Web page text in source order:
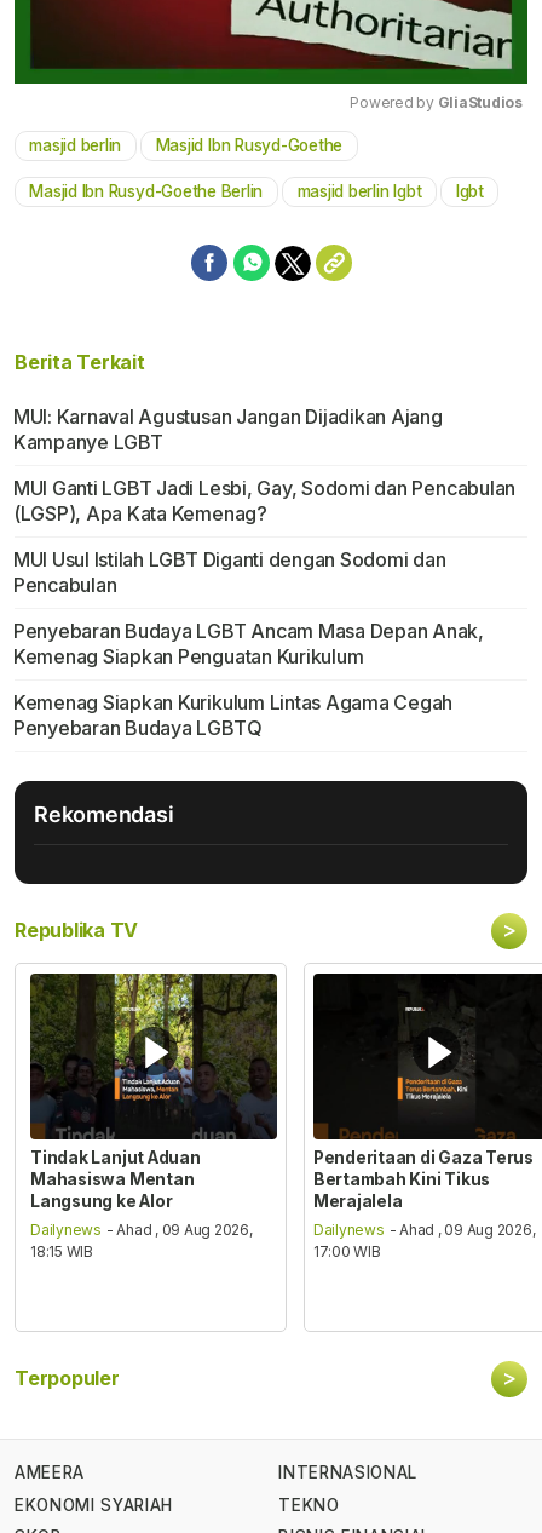
Powered by GliaStudios
masjid berlin Masjid Ibn Rusyd-Goethe
Masjid Ibn Rusyd-Goethe Berlin masjid berlin lgbt lgbt
Berita Terkait
MUI: Karnaval Agustusan Jangan Dijadikan Ajang
Kampanye LGBT
MUI Ganti LGBT Jadi Lesbi, Gay, Sodomi dan Pencabulan
(LGSP), Apa Kata Kemenag?
MUI Usul Istilah LGBT Diganti dengan Sodomi dan
Pencabulan
Penyebaran Budaya LGBT Ancam Masa Depan Anak,
Kemenag Siapkan Penguatan Kurikulum
Kemenag Siapkan Kurikulum Lintas Agama Cegah
Penyebaran Budaya LGBTQ
Rekomendasi
Republika TV >
Tindak Lanjut Aduan
Mahasiswa Mentan
Langsung ke Alor
Dailynews - Ahad , 09 Aug 2026,
18:15 WIB
Penderitaan di Gaza Terus
Bertambah Kini Tikus
Merajalela
Dailynews - Ahad , 09 Aug 2026,
17:00 WIB
Terpopuler >
AMEERA
EKONOMI SYARIAH
INTERNASIONAL
TEKNO